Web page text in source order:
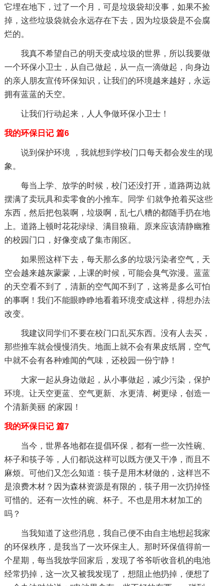
它埋在地下，过了一个月，可是垃圾袋却没事，如果不捡
掉，这些垃圾袋就会永远存在下去，因为垃圾袋是不会腐
烂的。
我真不希望自己的明天变成垃圾的世界，所以我要做
一个环保小卫士，从自己做起，从一点一滴做起，向身边
的亲人朋友宣传环保知识，让我们的环境越来越好，永远
拥有蓝蓝的天空。
让我们行动起来，人人争做环保小卫士！
我的环保日记 篇6
说到保护环境 ，我就想到学校门口每天都会发生的现
象。
每当上学、放学的时候，校门还没打开，道路两边就
摆满了卖玩具和卖零食的小推车。同学 们就争抢着买这些
东西，然后把包装啊，垃圾啊，乱七八糟的都随手扔在地
上。道路上顿时花花绿绿、满目狼藉。原来应该清静幽雅
的校园门口，好像变成了集市闹区。
如果照这样下去，每天那么多的垃圾污染者空气，天
空会越来越灰蒙蒙，上课的时候，可能会臭气弥漫。蓝蓝
的天空看不到了，清新的空气闻不到了，这将是多么可怕
的事啊！我们不能眼睁睁地看着环境变成这样，得想办法
改变。
我建议同学们不要在校门口乱买东西。没有人去买，
那些推车就会慢慢消失。地面上就不会有果皮纸屑，空气
中就不会有各种难闻的气味，还校园一份宁静！
大家一起从身边做起，从小事做起，减少污染，保护
环境。让天空更蓝、空气更新、水更清、树更绿，创造一
个清新美丽 的家园！
我的环保日记 篇7
当今，世界各地都在提倡环保，都有一些一次性碗、
杯子和筷子等，人们都说这样可以既方便又干净，而且不
麻烦。可他们又怎么知道：筷子是用木材做的，这样岂不
是浪费木材？因为森林资源是有限的，筷子用一次扔掉怪
可惜的。还有一次性的碗、杯子。不也是用木材加工的
吗？
当我知道了这些消息，我自己便不由自主地想起我家
的环保秩序，是我当了一次环保主人。那时环保值得前一
个星期，每当我放学回家后，发现了爷爷听收音机的电池
经常扔掉，这一次又被我发现了，想阻止他扔掉，便想了